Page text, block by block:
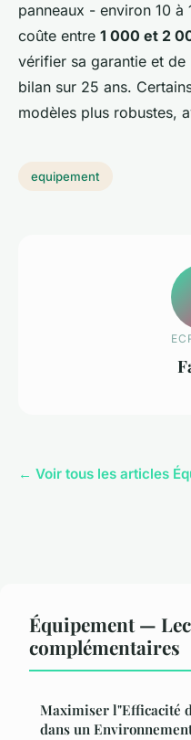
panneaux - environ 10 à
coûte entre 1 000 et 2
vérifier sa garantie et
bilan sur 25 ans.
modèles plus robustes,
equipement
← Voir tous les articles
Équipement —
complémentaires
Maximiser l"Efficacité
dans un